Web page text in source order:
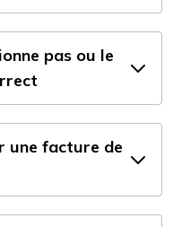
pas ou le
une facture de